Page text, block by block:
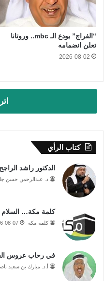
“الفراج” يودع الـ mbc.. وروتانا
تعلن انضمامه
2026-08-02
كتاب الرأي
الدكتور راشد
د. عبدالرحمن حسن
كلمة مكة… السلام
كلمة مكة 08-07
في رحاب عروس
أ.د. مبارك بن سعيد